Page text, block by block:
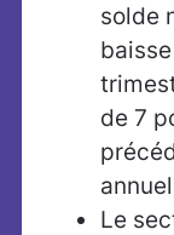
solde
de 7
Le